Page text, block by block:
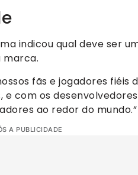
indicou qual deve ser
marca.
fãs e jogadores fiéis
e com os
ao redor do mundo.”
A PUBLICIDADE